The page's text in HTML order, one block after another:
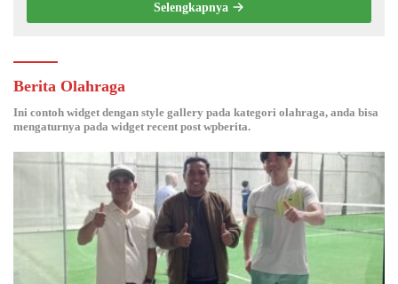
Selengkapnya
Berita Olahraga
Ini contoh widget dengan style gallery pada kategori olahraga, anda bisa
mengaturnya pada widget recent post wpberita.